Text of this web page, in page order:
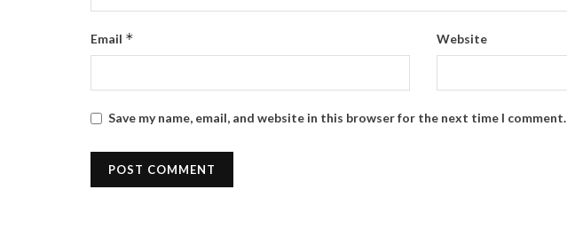
Email * Website
Save my name, email, and website in this browser for the next time I comment.